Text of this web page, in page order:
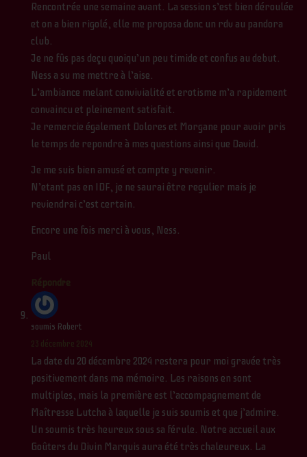
Rencontrée une semaine avant. La session s’est bien déroulée
et on a bien rigolé, elle me proposa donc un rdv au pandora
club.
Je ne fûs pas deçu quoiqu’un peu timide et confus au debut.
Ness a su me mettre à l’aise.
L’ambiance melant convivialité et erotisme m’a rapidement
convaincu et pleinement satisfait.
Je remercie également Dolores et Morgane pour avoir pris
le temps de repondre à mes questions ainsi que David.
Je me suis bien amusé et compte y revenir.
N’etant pas en IDF, je ne saurai être regulier mais je
reviendrai c’est certain.
Encore une fois merci à vous, Ness.
Paul
Répondre
soumis Robert
23 décembre 2024
La date du 20 décembre 2024 restera pour moi gravée très
positivement dans ma mémoire. Les raisons en sont
multiples, mais la première est l’accompagnement de
Maîtresse Lutcha à laquelle je suis soumis et que j’admire.
Un soumis très heureux sous sa férule. Notre accueil aux
Goûters du Divin Marquis aura été très chaleureux. La